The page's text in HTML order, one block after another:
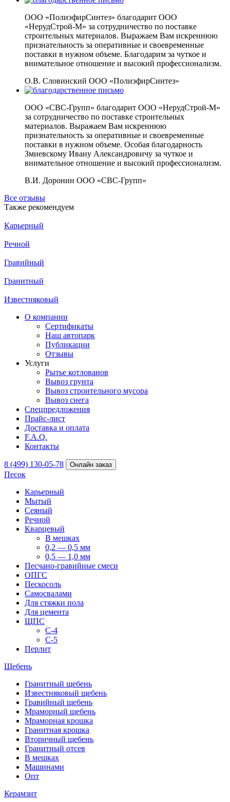
ООО «ПолиэфирСинтез» благодарит ООО
«НерудСтрой-М» за сотрудничество по поставке
строительных материалов. Выражаем Вам искреннюю
признательность за оперативные и своевременные
поставки в нужном объеме. Благодарим за чуткое и
внимательное отношение и высокий профессионализм.
О.В. Словинский ООО «ПолиэфирСинтез»
ООО «СВС-Групп» благодарит ООО «НерудСтрой-М»
за сотрудничество по поставке строительных
материалов. Выражаем Вам искреннюю
признательность за оперативные и своевременные
поставки в нужном объеме. Особая благодарность
Змиевскому Ивану Александровичу за чуткое и
внимательное отношение и высокий профессионализм.
В.И. Доронин ООО «СВС-Групп»
Все отзывы
Также рекомендуем
Карьерный
Речной
Гравийный
Гранитный
Известняковый
О компании
Сертификаты
Наш автопарк
Публикации
Отзывы
Услуги
Рытье котлованов
Вывоз грунта
Вывоз строительного мусора
Вывоз снега
Спецпредложения
Прайс-лист
Доставка и оплата
F.A.Q.
Контакты
8 (499) 130-05-78 Онлайн заказ
Песок
Карьерный
Мытый
Сеяный
Речной
Кварцевый
В мешках
0,2 — 0,5 мм
0,5 — 1,0 мм
Песчано-гравийные смеси
ОПГС
Пескосоль
Самосвалами
Для стяжки пола
Для цемента
ЩПС
С-4
С-5
Перлит
Щебень
Гранитный щебень
Известняковый щебень
Гравийный щебень
Мраморный щебень
Мраморная крошка
Гранитная крошка
Вторичный щебень
Гранитный отсев
В мешках
Машинами
Опт
Керамзит